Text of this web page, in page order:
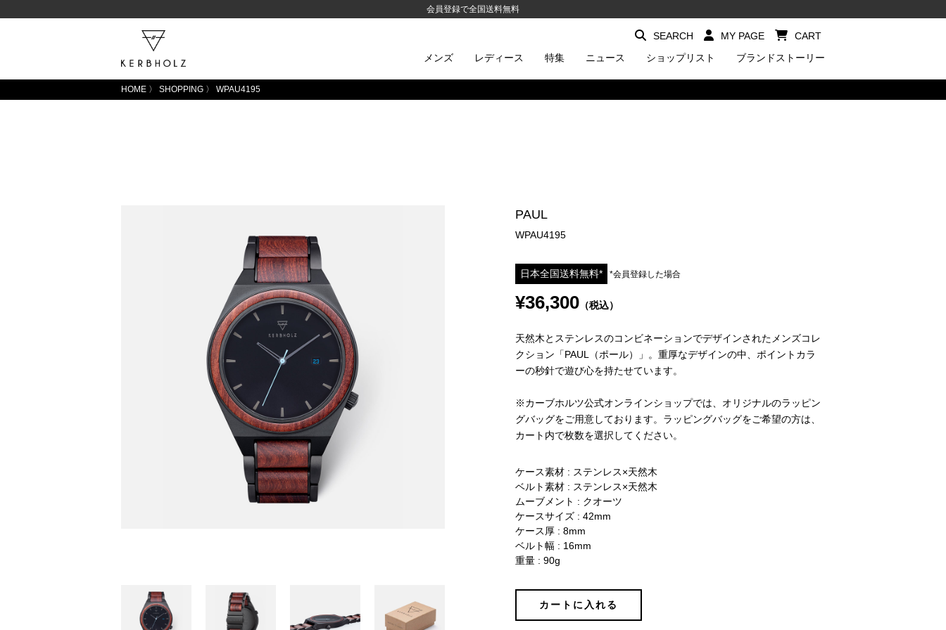
会員登録で全国送料無料
CART
MY PAGE
SEARCH
ブランドストーリー
ショップリスト
ニュース
特集
レディース
メンズ
HOME 〉 SHOPPING 〉 WPAU4195
PAUL
WPAU4195
日本全国送料無料* *会員登録した場合
¥36,300 （税込）
天然木とステンレスのコンビネーションでデザインされたメンズコレ
クション「PAUL（ポール）」。重厚なデザインの中、ポイントカラ
ーの秒針で遊び心を持たせています。
※カーブホルツ公式オンラインショップでは、オリジナルのラッピン
グバッグをご用意しております。ラッピングバッグをご希望の方は、
カート内で枚数を選択してください。
ケース素材 : ステンレス×天然木
ベルト素材 : ステンレス×天然木
ムーブメント : クオーツ
ケースサイズ : 42mm
ケース厚 : 8mm
ベルト幅 : 16mm
重量 : 90g
カートに入れる